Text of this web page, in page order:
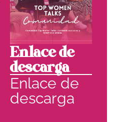
Enlace de
descarga
Enlace de
descarga